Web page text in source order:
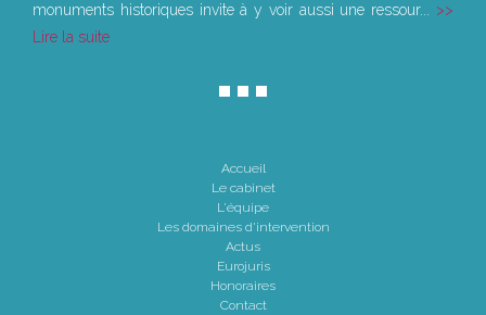
monuments historiques invite à y voir aussi une ressour...
Lire la suite
Accueil
Le cabinet
L'équipe
Les domaines d'intervention
Actus
Eurojuris
Honoraires
Contact